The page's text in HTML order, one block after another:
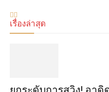
เรื่องล่าสุด